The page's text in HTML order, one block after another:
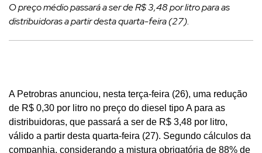
O preço médio passará a ser de R$ 3,48 por litro para as
distribuidoras a partir desta quarta-feira (27).
A Petrobras anunciou, nesta terça-feira (26), uma redução
de R$ 0,30 por litro no preço do diesel tipo A para as
distribuidoras, que passará a ser de R$ 3,48 por litro,
válido a partir desta quarta-feira (27). Segundo cálculos da
companhia, considerando a mistura obrigatória de 88% de